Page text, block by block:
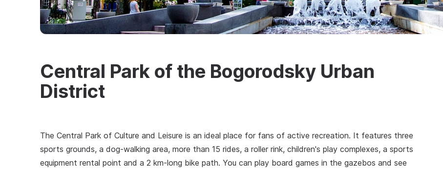
Central Park of the Bogorodsky Urban
District
The Central Park of Culture and Leisure is an ideal place for fans of active recreation. It features three
sports grounds, a dog-walking area, more than 15 rides, a roller rink, children's play complexes, a sports
equipment rental point and a 2 km-long bike path. You can play board games in the gazebos and see